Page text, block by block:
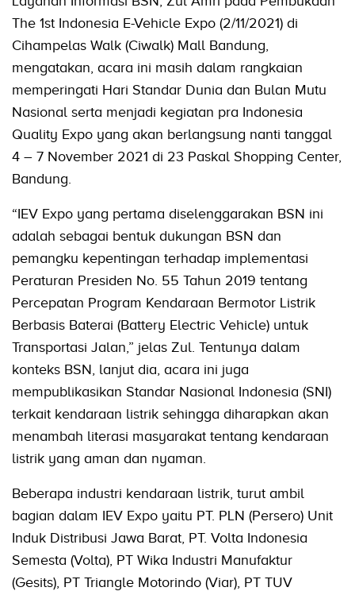
The 1st Indonesia E-Vehicle Expo (2/11/2021) di
Cihampelas Walk (Ciwalk) Mall Bandung,
mengatakan, acara ini masih dalam rangkaian
memperingati Hari Standar Dunia dan Bulan Mutu
Nasional serta menjadi kegiatan pra Indonesia
Quality Expo yang akan berlangsung nanti tanggal
4 – 7 November 2021 di 23 Paskal Shopping Center,
Bandung.
“IEV Expo yang pertama diselenggarakan BSN ini
adalah sebagai bentuk dukungan BSN dan
pemangku kepentingan terhadap implementasi
Peraturan Presiden No. 55 Tahun 2019 tentang
Percepatan Program Kendaraan Bermotor Listrik
Berbasis Baterai (Battery Electric Vehicle) untuk
Transportasi Jalan,” jelas Zul. Tentunya dalam
konteks BSN, lanjut dia, acara ini juga
mempublikasikan Standar Nasional Indonesia (SNI)
terkait kendaraan listrik sehingga diharapkan akan
menambah literasi masyarakat tentang kendaraan
listrik yang aman dan nyaman.
Beberapa industri kendaraan listrik, turut ambil
bagian dalam IEV Expo yaitu PT. PLN (Persero) Unit
Induk Distribusi Jawa Barat, PT. Volta Indonesia
Semesta (Volta), PT Wika Industri Manufaktur
(Gesits), PT Triangle Motorindo (Viar), PT TUV